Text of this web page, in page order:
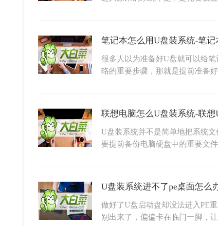
笔记本怎么用U盘装系统-笔
很多人以为准备好U盘就可以给
略的重要步骤，那就是提前准备
联想电脑怎么U盘装系统-联
U盘装系统并不是简单地把系统
要提前备份电脑硬盘中的重要文
U盘装系统进不了pe桌面怎么
做好了U盘启动盘却没法进入PE
别出来了，偏偏卡在临门一脚，